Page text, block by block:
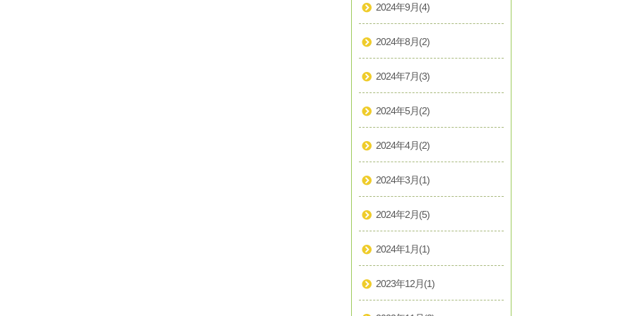
2024年9月(4)
2024年8月(2)
2024年7月(3)
2024年5月(2)
2024年4月(2)
2024年3月(1)
2024年2月(5)
2024年1月(1)
2023年12月(1)